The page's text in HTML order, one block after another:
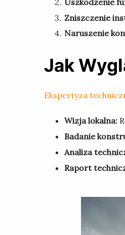
Zniszczenie
Naruszenie
Jak
Ekspertyza
Wizja lokalna:
Badanie
Analiza
Raport